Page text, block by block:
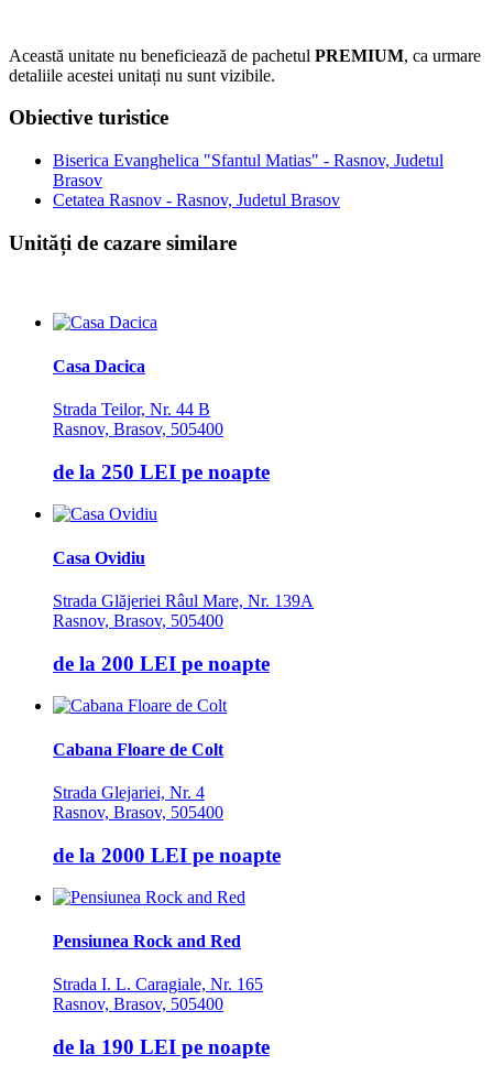
Această unitate nu beneficiează de pachetul PREMIUM, ca urmare
detaliile acestei unitați nu sunt vizibile.
Obiective turistice
Biserica Evanghelica "Sfantul Matias" - Rasnov, Judetul
Brasov
Cetatea Rasnov - Rasnov, Judetul Brasov
Unități de cazare similare
Casa Dacica
Strada Teilor, Nr. 44 B
Rasnov, Brasov, 505400
de la 250 LEI pe noapte
Casa Ovidiu
Strada Glăjeriei Râul Mare, Nr. 139A
Rasnov, Brasov, 505400
de la 200 LEI pe noapte
Cabana Floare de Colt
Strada Glejariei, Nr. 4
Rasnov, Brasov, 505400
de la 2000 LEI pe noapte
Pensiunea Rock and Red
Strada I. L. Caragiale, Nr. 165
Rasnov, Brasov, 505400
de la 190 LEI pe noapte